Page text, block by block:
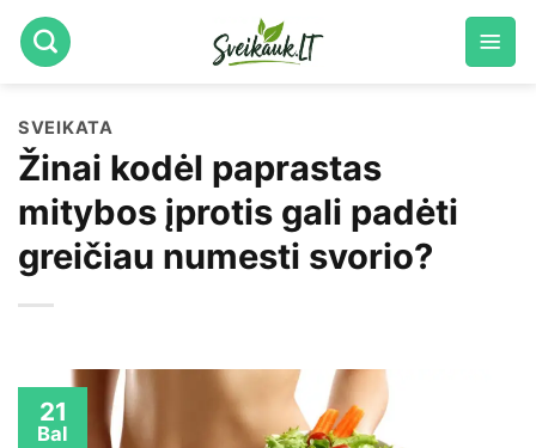
Skip
to
SVEIKATA
Žinai kodėl paprastas
mitybos įprotis gali padėti
greičiau numesti svorio?
21
Bal